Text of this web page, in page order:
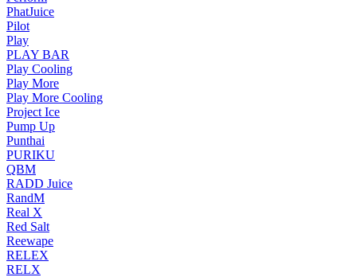
PhatJuice
Pilot
Play
PLAY BAR
Play Cooling
Play More
Play More Cooling
Project Ice
Pump Up
Punthai
PURIKU
QBM
RADD Juice
RandM
Real X
Red Salt
Reewape
RELEX
RELX